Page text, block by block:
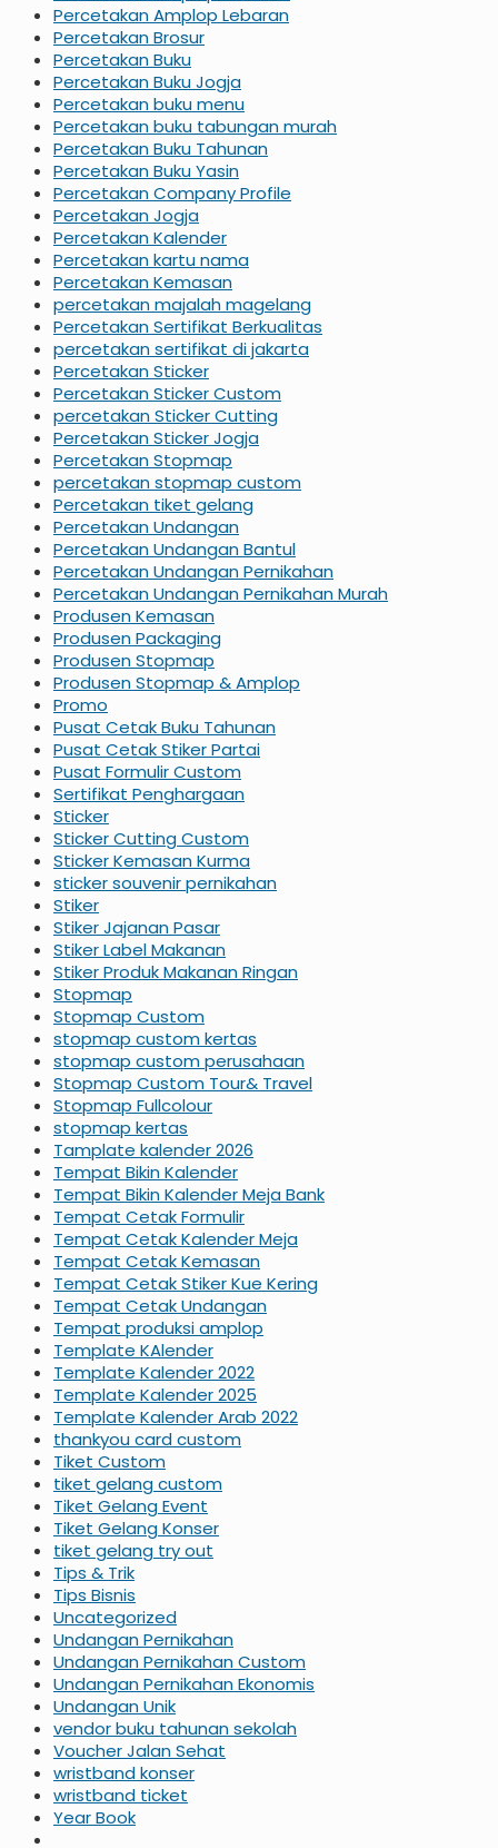
Percetakan Amplop Lebaran
Percetakan Brosur
Percetakan Buku
Percetakan Buku Jogja
Percetakan buku menu
Percetakan buku tabungan murah
Percetakan Buku Tahunan
Percetakan Buku Yasin
Percetakan Company Profile
Percetakan Jogja
Percetakan Kalender
Percetakan kartu nama
Percetakan Kemasan
percetakan majalah magelang
Percetakan Sertifikat Berkualitas
percetakan sertifikat di jakarta
Percetakan Sticker
Percetakan Sticker Custom
percetakan Sticker Cutting
Percetakan Sticker Jogja
Percetakan Stopmap
percetakan stopmap custom
Percetakan tiket gelang
Percetakan Undangan
Percetakan Undangan Bantul
Percetakan Undangan Pernikahan
Percetakan Undangan Pernikahan Murah
Produsen Kemasan
Produsen Packaging
Produsen Stopmap
Produsen Stopmap & Amplop
Promo
Pusat Cetak Buku Tahunan
Pusat Cetak Stiker Partai
Pusat Formulir Custom
Sertifikat Penghargaan
Sticker
Sticker Cutting Custom
Sticker Kemasan Kurma
sticker souvenir pernikahan
Stiker
Stiker Jajanan Pasar
Stiker Label Makanan
Stiker Produk Makanan Ringan
Stopmap
Stopmap Custom
stopmap custom kertas
stopmap custom perusahaan
Stopmap Custom Tour& Travel
Stopmap Fullcolour
stopmap kertas
Tamplate kalender 2026
Tempat Bikin Kalender
Tempat Bikin Kalender Meja Bank
Tempat Cetak Formulir
Tempat Cetak Kalender Meja
Tempat Cetak Kemasan
Tempat Cetak Stiker Kue Kering
Tempat Cetak Undangan
Tempat produksi amplop
Template KAlender
Template Kalender 2022
Template Kalender 2025
Template Kalender Arab 2022
thankyou card custom
Tiket Custom
tiket gelang custom
Tiket Gelang Event
Tiket Gelang Konser
tiket gelang try out
Tips & Trik
Tips Bisnis
Uncategorized
Undangan Pernikahan
Undangan Pernikahan Custom
Undangan Pernikahan Ekonomis
Undangan Unik
vendor buku tahunan sekolah
Voucher Jalan Sehat
wristband konser
wristband ticket
Year Book